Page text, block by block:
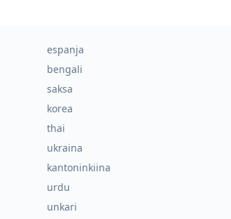
espanja
bengali
saksa
korea
thai
ukraina
kantoninkiina
urdu
unkari